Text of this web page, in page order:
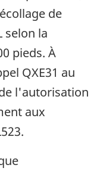
de
selon la
pieds. À
QXE31 au
l'autorisation
aux